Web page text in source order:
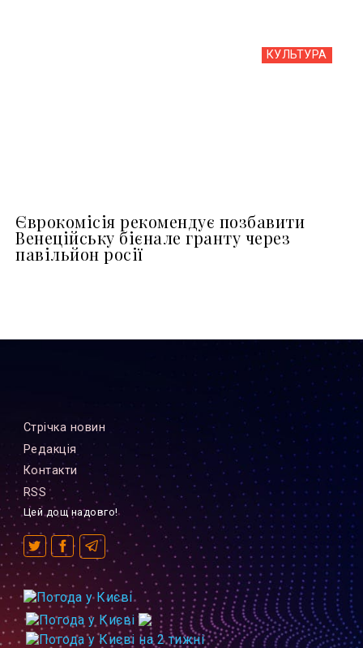
КУЛЬТУРА
Єврокомісія рекомендує позбавити
Венеційську бієнале гранту через
павільйон росії
Стрiчка новин
Редакцiя
Контакти
RSS
Цей дощ надовго!